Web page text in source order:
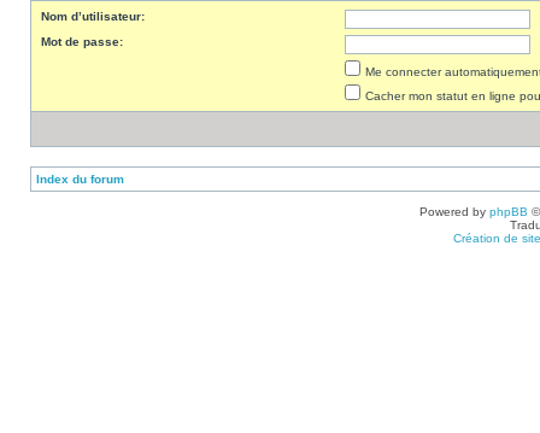
Nom d’utilisateur:
Mot de passe:
Me connecter
Cacher mon statut en ligne
Index du forum
Powered by phpBB
Création de